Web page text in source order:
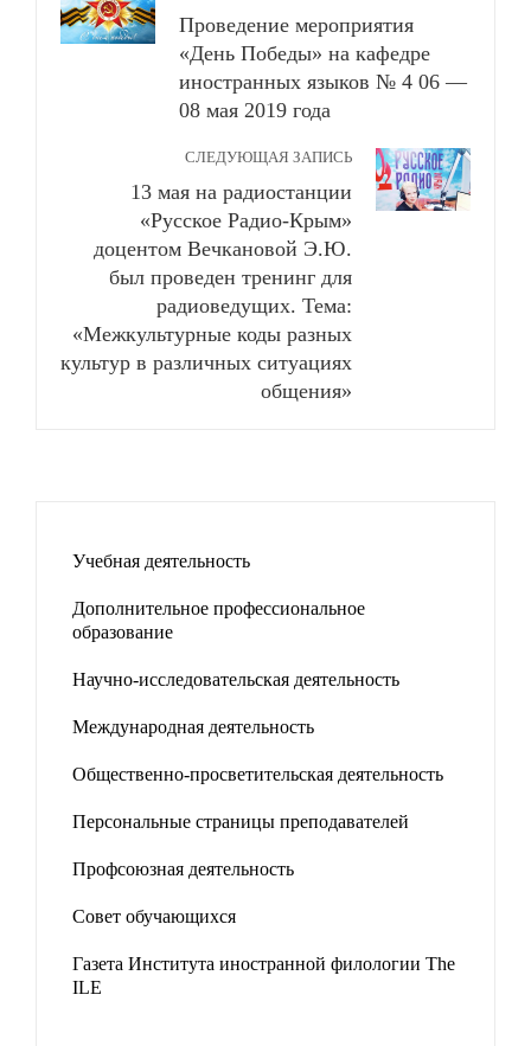
Проведение мероприятия
«День Победы» на кафедре
иностранных языков № 4 06 —
08 мая 2019 года
СЛЕДУЮЩАЯ ЗАПИСЬ
13 мая на радиостанции
«Русское Радио-Крым»
доцентом Вечкановой Э.Ю.
был проведен тренинг для
радиоведущих. Тема:
«Межкультурные коды разных
культур в различных ситуациях
общения»
Учебная деятельность
Дополнительное профессиональное
образование
Научно-исследовательская деятельность
Международная деятельность
Общественно-просветительская деятельность
Персональные страницы преподавателей
Профсоюзная деятельность
Совет обучающихся
Газета Института иностранной филологии The
ILE